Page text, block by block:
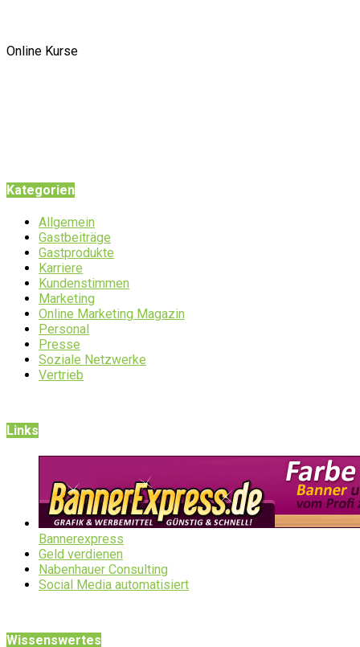
Online Kurse
Kategorien
Allgemein
Gastbeiträge
Gastprodukte
Karriere
Kundenstimmen
Marketing
Online Marketing Magazin
Personal
Presse
Soziale Netzwerke
Vertrieb
Links
Bannerexpress
Geld verdienen
Nabenhauer Consulting
Social Media automatisiert
Wissenswertes